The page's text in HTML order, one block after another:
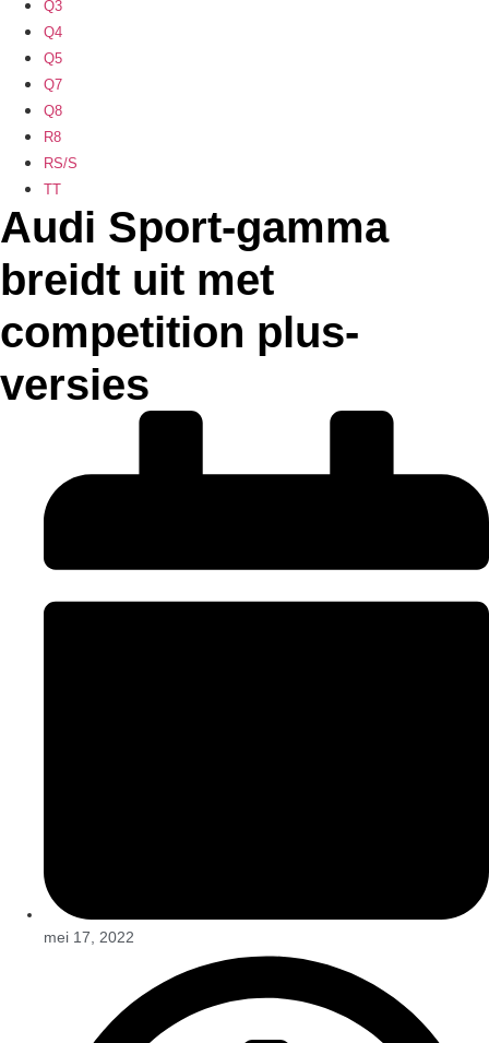
Q3
Q4
Q5
Q7
Q8
R8
RS/S
TT
Audi Sport-gamma
breidt uit met
competition plus-
versies
mei 17, 2022